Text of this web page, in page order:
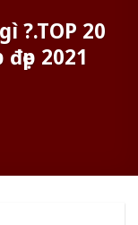
?.TOP 20
2021